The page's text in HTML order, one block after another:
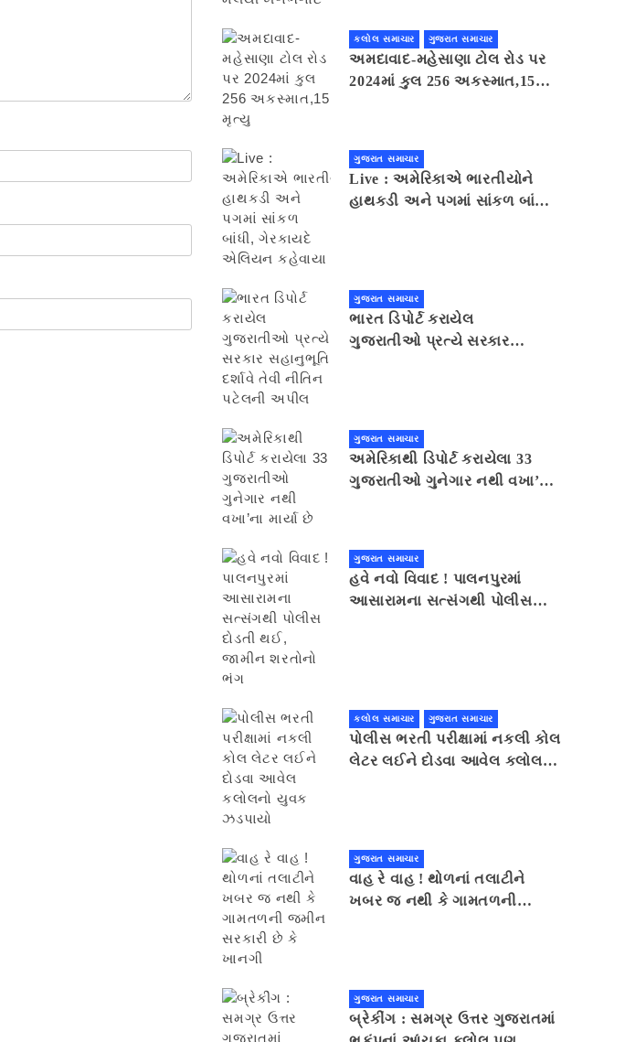
કલોલ સમાચાર ગુજરાત સમાચાર
અમદાવાદ-મહેસાણા ટોલ રોડ પર
2024માં કુલ 256 અકસ્માત,15
ગુજરાત સમાચાર
Live : અમેરિકાએ ભારતીયોને
હાથકડી અને પગમાં સાંકળ બાંધી,
ગુજરાત સમાચાર
ભારત ડિપોર્ટ કરાયેલ
ગુજરાતીઓ પ્રત્યે સરકાર
ગુજરાત સમાચાર
અમેરિકાથી ડિપોર્ટ કરાયેલા 33
ગુજરાતીઓ ગુનેગાર નથી વખા’ના
ગુજરાત સમાચાર
હવે નવો વિવાદ ! પાલનપુરમાં
આસારામના સત્સંગથી પોલીસ
કલોલ સમાચાર ગુજરાત સમાચાર
પોલીસ ભરતી પરીક્ષામાં નકલી કોલ
લેટર લઈને દોડવા આવેલ કલોલનો
ગુજરાત સમાચાર
વાહ રે વાહ ! થોળનાં તલાટીને
ખબર જ નથી કે ગામતળની
ગુજરાત સમાચાર
બ્રેકીંગ : સમગ્ર ઉત્તર ગુજરાતમાં